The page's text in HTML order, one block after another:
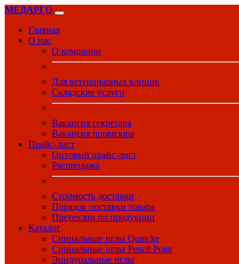
МЕДАРГО
Главная
О нас
О компании
Для ветеринарных клиник
Складские услуги
Вакансия секретаря
Вакансия провизора
Прайс-лист
Оптовый прайс-лист
Распродажа
Стоимость доставки
Порядок поставки товара
Претензии по продукции
Каталог
Спинальные иглы Quincke
Спинальные иглы Pencil Point
Эпидуральные иглы